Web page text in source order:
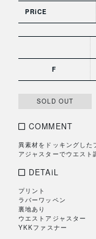
PRiCE
F
SOLD OUT
COMMENT
異素材をドッキングした
アジャスターでウエスト
DETAiL
プリント
ラバーワッペン
裏地あり
ウエストアジャスター
YKKファスナー